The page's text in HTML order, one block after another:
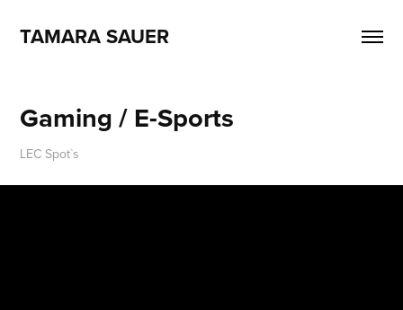
TAMARA SAUER
Gaming / E-Sports
LEC Spot`s